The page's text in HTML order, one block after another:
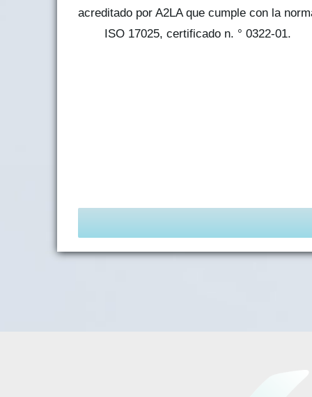
acreditado por A2LA que cumple con la
ISO 17025, certificado n. ° 0322-01.